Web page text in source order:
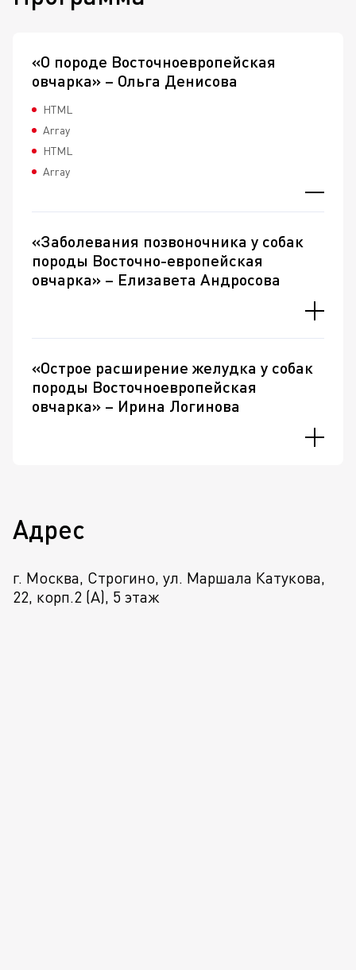
«О породе Восточноевропейская
овчарка» – Ольга Денисова
HTML
Array
HTML
Array
«Заболевания позвоночника у собак
породы Восточно-европейская
овчарка» – Елизавета Андросова
«Острое расширение желудка у собак
породы Восточноевропейская
овчарка» – Ирина Логинова
Адрес
г. Москва, Строгино, ул. Маршала Катукова,
22, корп.2 (А), 5 этаж